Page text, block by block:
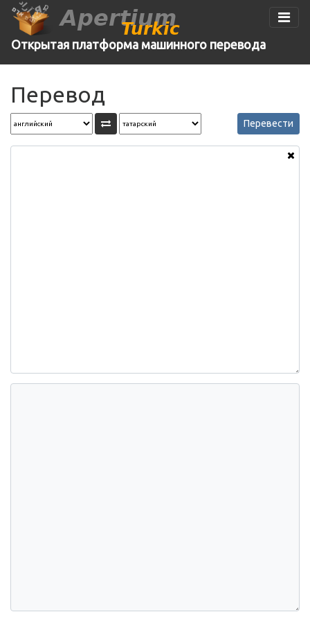
Turkic
Apertium
Открытая платформа машинного перевода
Перевод
Перевести